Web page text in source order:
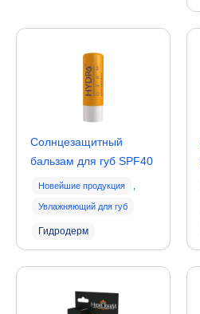
Солнцезащитный
бальзам для губ SPF40
Новейшие продукция
Увлажняющий для губ
Гидродерм